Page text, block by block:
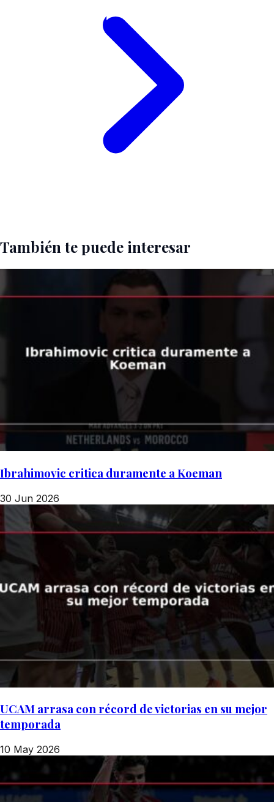
También te puede interesar
Ibrahimovic critica duramente a Koeman
30 Jun 2026
UCAM arrasa con récord de victorias en su mejor
temporada
10 May 2026